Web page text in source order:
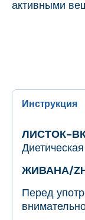
активными
Инструкция
ЛИСТОК-
ЖИВАНА/
Перед